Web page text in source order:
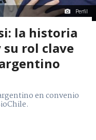
Perfil
la historia
su rol clave
en convenio